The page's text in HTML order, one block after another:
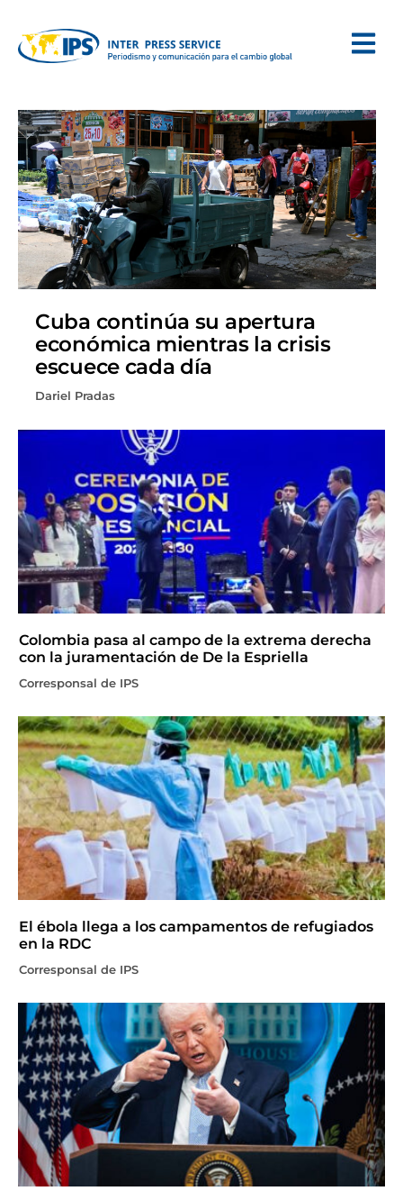
Cuba continúa su apertura
económica mientras la crisis
escuece cada día
Dariel Pradas
Colombia pasa al campo de la extrema derecha
con la juramentación de De la Espriella
Corresponsal de IPS
El ébola llega a los campamentos de refugiados
en la RDC
Corresponsal de IPS